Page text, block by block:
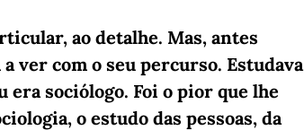
ao detalhe. Mas, antes
ver com o seu percurso. Estudava
sociólogo. Foi o pior que lhe
o estudo das pessoas, da